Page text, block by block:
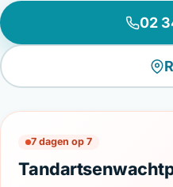
02
7 dagen op 7